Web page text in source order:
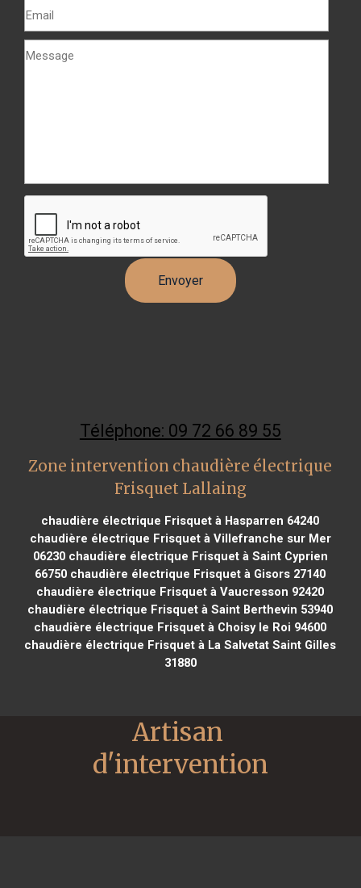
Téléphone: 09 72 66 89 55
Zone intervention chaudière électrique
Frisquet Lallaing
chaudière électrique Frisquet à Hasparren 64240
chaudière électrique Frisquet à Villefranche sur Mer
06230chaudière électrique Frisquet à Saint Cyprien
66750 chaudière électrique Frisquet à Gisors 27140
chaudière électrique Frisquet à Vaucresson 92420
chaudière électrique Frisquet à Saint Berthevin 53940
chaudière électrique Frisquet à Choisy le Roi 94600
chaudière électrique Frisquet à La Salvetat Saint Gilles
31880
Artisan
d'intervention